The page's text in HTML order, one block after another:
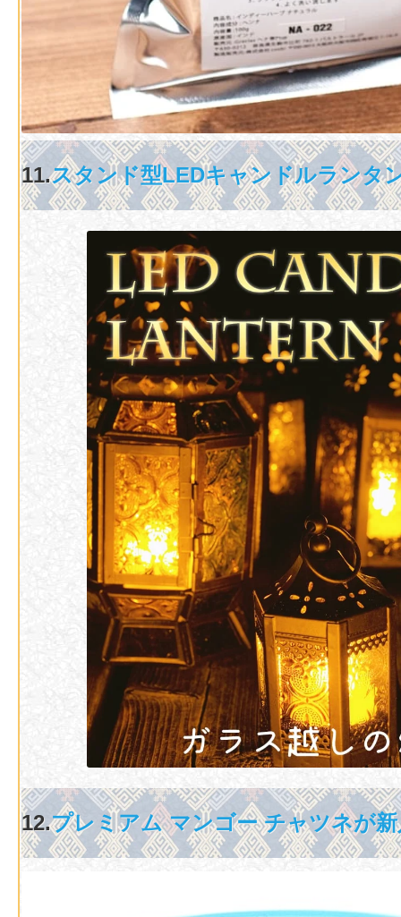
11.スタンド型LEDキャンドルランタ
12.プレミアム マンゴー チャツネが